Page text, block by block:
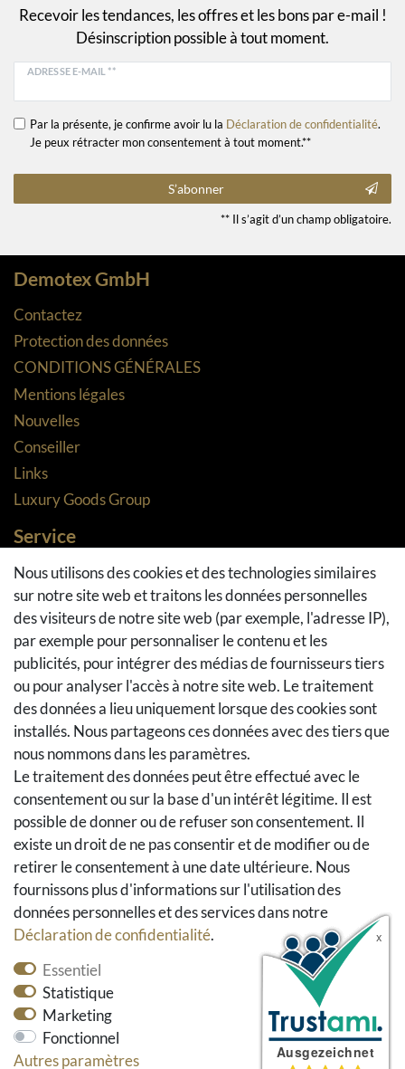
Recevoir les tendances, les offres et les bons par e-mail !
Désinscription possible à tout moment.
ADRESSE E-MAIL **
Par la présente, je confirme avoir lu la Déclaration de confidentialité.
Je peux rétracter mon consentement à tout moment.**
S’abonner
** Il s’agit d’un champ obligatoire.
Demotex GmbH
Contactez
Protection des données
CONDITIONS GÉNÉRALES
Mentions légales
Nouvelles
Conseiller
Links
Luxury Goods Group
Service
Méthodes de paiement
Méthodes et coûts de transport
Droit de rétractation
Retours
Se rétracter du contrat
Panier d'achat
A la caisse
Aide
Social Media
Facebook
Instagram
Pinterest
Youtube
Houzz
Nous utilisons des cookies et des technologies similaires
sur notre site web et traitons les données personnelles
des visiteurs de notre site web (par exemple, l'adresse IP),
par exemple pour personnaliser le contenu et les
publicités, pour intégrer des médias de fournisseurs tiers
ou pour analyser l'accès à notre site web. Le traitement
des données a lieu uniquement lorsque des cookies sont
installés. Nous partageons ces données avec des tiers que
nous nommons dans les paramètres.
Le traitement des données peut être effectué avec le
consentement ou sur la base d'un intérêt légitime. Il est
possible de donner ou de refuser son consentement. Il
existe un droit de ne pas consentir et de modifier ou de
retirer le consentement à une date ultérieure. Nous
fournissons plus d'informations sur l'utilisation des
données personnelles et des services dans notre
Déclaration de confidentialité.
Essentiel
Statistique
Marketing
Fonctionnel
Autres paramètres